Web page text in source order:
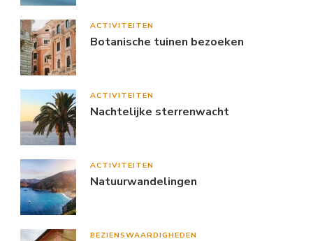
ACTIVITEITEN
Botanische tuinen bezoeken
ACTIVITEITEN
Nachtelijke sterrenwacht
ACTIVITEITEN
Natuurwandelingen
BEZIENSWAARDIGHEDEN